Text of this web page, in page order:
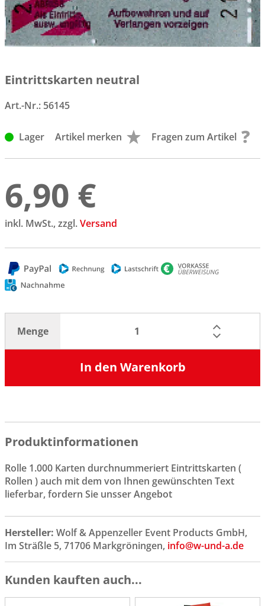
Eintrittskarten neutral
Art.-Nr.: 56145
Lager Artikel merken Fragen zum Artikel
6,90 €
inkl. MwSt., zzgl.Versand
Menge
In den Warenkorb
Produktinformationen
Rolle 1.000 Karten durchnummeriert Eintrittskarten (
Rollen ) auch mit dem von Ihnen gewünschten Text
lieferbar, fordern Sie unsser Angebot
Hersteller: Wolf & Appenzeller Event Products GmbH,
Im Sträßle 5, 71706 Markgröningen, info@w-und-a.de
Kunden kauften auch...